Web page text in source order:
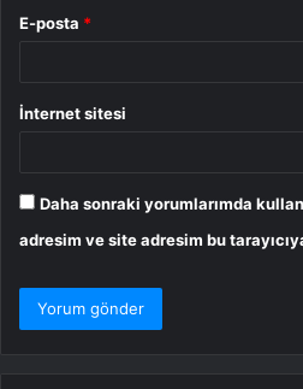
E-posta *
İnternet sitesi
Daha sonraki yorumlarımda
adresim ve site adresim bu